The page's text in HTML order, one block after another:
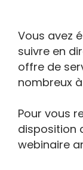
Vous avez
suivre en
offre de
nombreux
Pour vous
disposition
webinaire